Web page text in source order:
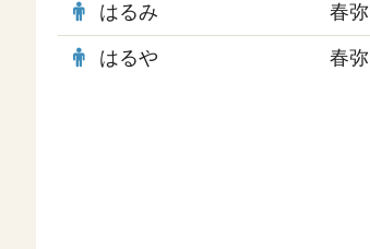
はるみ 春弥
はるや 春弥